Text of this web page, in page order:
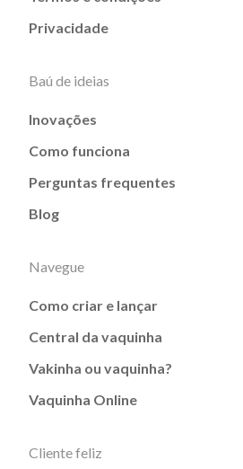
Privacidade
Baú de ideias
Inovações
Como funciona
Perguntas frequentes
Blog
Navegue
Como criar e lançar
Central da vaquinha
Vakinha ou vaquinha?
Vaquinha Online
Cliente feliz